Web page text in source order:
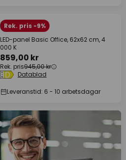
Rek. pris -9%
LED-panel Basic Office, 62x62 cm, 4
000 K
859,00 kr
Rek. pris945,00 kr
Datablad
Leveranstid: 6 - 10 arbetsdagar